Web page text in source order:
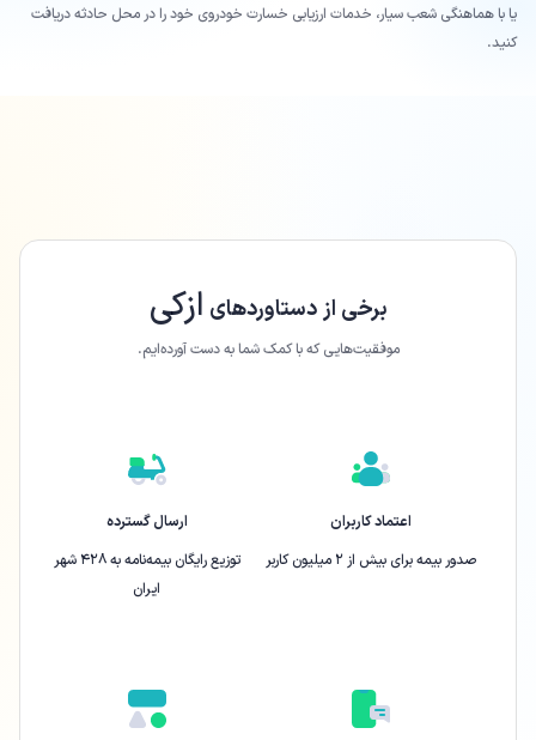
یا با هماهنگی شعب سیار، خدمات ارزیابی خسارت خودروی خود را در محل حادثه دریافت
کنید.
برخی از دستاورد‌های ازکی
موفقیت‌هایی که با کمک شما به دست آورده‌ایم.
اعتماد کاربران
صدور بیمه برای بیش از ۲ میلیون کاربر
ارسال گسترده
توزیع رایگان بیمه‌نامه به ۴۲۸ شهر
ایران